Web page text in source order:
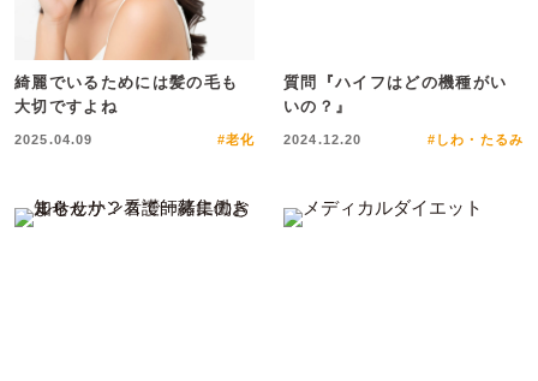
綺麗でいるためには髪の毛も
大切ですよね
2025.04.09 #老化
質問『ハイフはどの機種がい
いの？』
2024.12.20 #しわ・たるみ